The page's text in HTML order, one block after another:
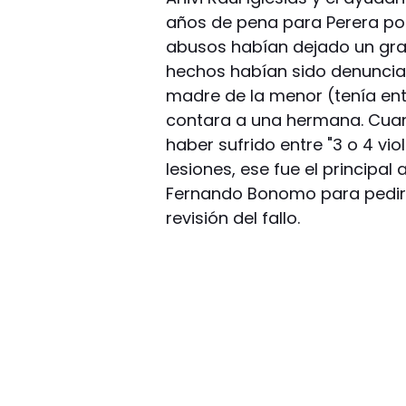
años de pena para Perera
abusos habían dejado un
hechos habían sido
madre de la menor (tenía
contara a una hermana.
haber sufrido entre "3 o 4
lesiones, ese fue el
Fernando Bonomo para
revisión del fallo.